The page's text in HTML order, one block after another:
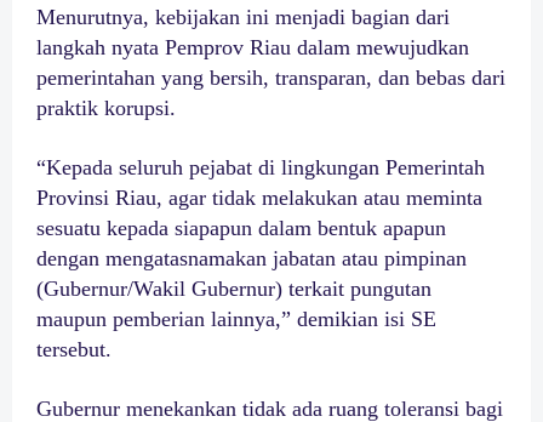
Menurutnya, kebijakan ini menjadi bagian dari
langkah nyata Pemprov Riau dalam mewujudkan
pemerintahan yang bersih, transparan, dan bebas dari
praktik korupsi.
“Kepada seluruh pejabat di lingkungan Pemerintah
Provinsi Riau, agar tidak melakukan atau meminta
sesuatu kepada siapapun dalam bentuk apapun
dengan mengatasnamakan jabatan atau pimpinan
(Gubernur/Wakil Gubernur) terkait pungutan
maupun pemberian lainnya,” demikian isi SE
tersebut.
Gubernur menekankan tidak ada ruang toleransi bagi